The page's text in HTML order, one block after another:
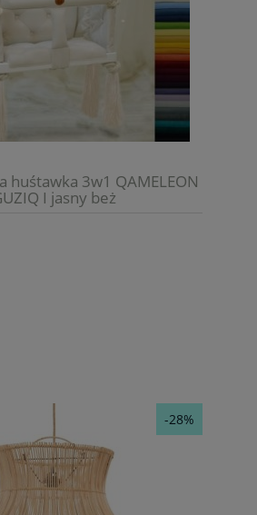
huśtawka 3w1 QAMELEON
I jasny beż
-28%